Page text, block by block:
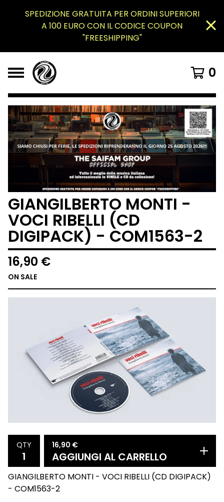
SPEDIZIONE GRATUITA PER ORDINI SUPERIORI
A 100 EURO CON IL CODICE COUPON
"FREESHIPPING"
0
GIANGILBERTO MONTI -
VOCI RIBELLI (CD
DIGIPACK) - COM1563-2
16,90 €
ON SALE
QTY 16,90 €
AGGIUNGI AL CARRELLO
GIANGILBERTO MONTI - VOCI RIBELLI (CD DIGIPACK)
- COM1563-2